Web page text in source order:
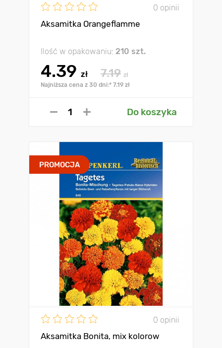
0 opinii
Aksamitka Orangeflamme
Ilość w opakowaniu: 210 szt.
4.39 zł 7.19 zł
Najniższa cena z 30 dni:* 7.19 zł
Do koszyka
PROMOCJA
0 opinii
Aksamitka Bonita, mix kolorow